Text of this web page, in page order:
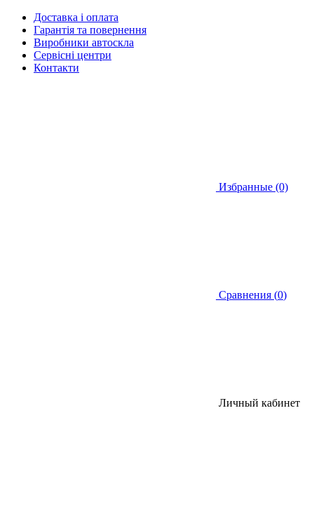
Доставка і оплата
Гарантія та повернення
Виробники автоскла
Сервісні центри
Контакти
Избранные (0)
Сравнения (0)
Личный кабинет